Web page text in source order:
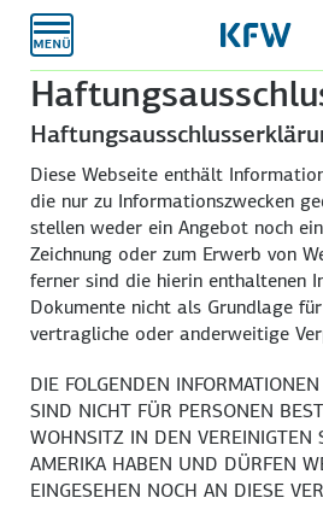
Diese Webseite enthält
die nur zu Informationszwecken
stellen weder ein Angebot noch
Zeichnung oder zum Erwerb von
ferner sind die hierin enthaltenen
Dokumente nicht als Grundlage
vertragliche oder anderweitige
DIE FOLGENDEN
SIND NICHT FÜR PERSONEN
WOHNSITZ IN DEN VEREINIGTEN
AMERIKA HABEN UND DÜRFEN
EINGESEHEN NOCH AN DIESE